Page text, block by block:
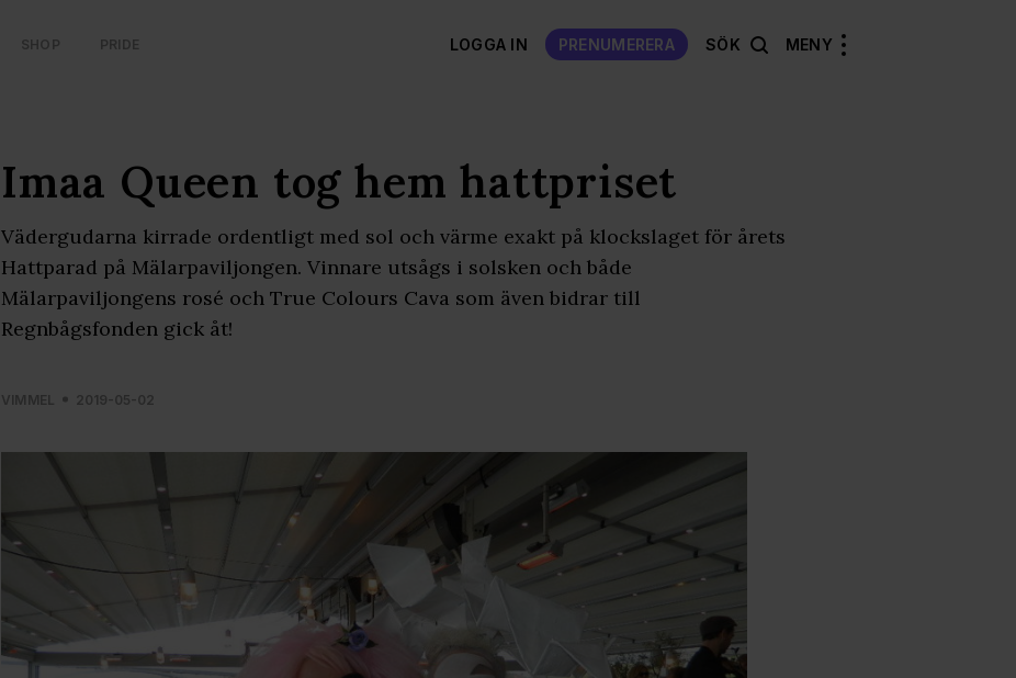
SHOP PRIDE LOGGA IN PRENUMERERA SÖK MENY
Imaa Queen tog hem hattpriset
Vädergudarna kirrade ordentligt med sol och värme exakt på klockslaget för årets
Hattparad på Mälarpaviljongen. Vinnare utsågs i solsken och både
Mälarpaviljongens rosé och True Colours Cava som även bidrar till
Regnbågsfonden gick åt!
VIMMEL 2019-05-02